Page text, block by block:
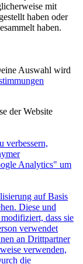
mit
haben oder
haben.
Auswahl wird
der Website
verbessern,
Analytics" um
auf Basis
Diese und
dass sie
verwendet
an Drittpartner
verwenden,
die